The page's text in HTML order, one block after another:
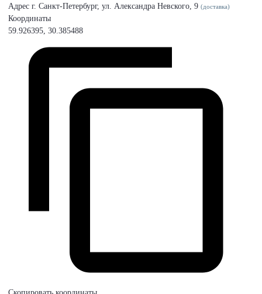
Адрес г. Санкт-Петербург, ул. Александра Невского, 9 (доставка)
Координаты
59.926395, 30.385488